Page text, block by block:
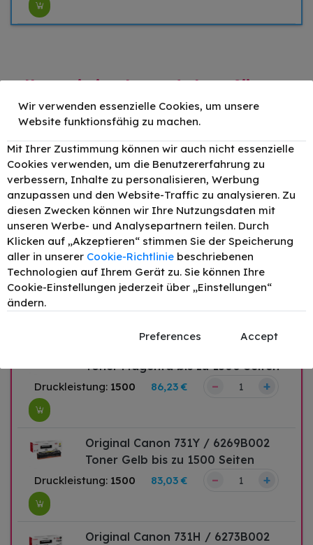
Alle Original Produkte für
Canon i-SENSYS MF 8230Cn
Original Canon 731BK / 6272B002
Toner Schwarz bis zu 1400 Seiten
Druckleistung: 1400 75,05 € – +
Original Canon 731C / 6271B002
Toner Cyan bis zu 1500 Seiten
Druckleistung:1500 91,02 € – +
Toner Magenta bis zu 1500 Seiten
Druckleistung: 1500 86,23 € – +
Original Canon 731Y / 6269B002
Toner Gelb bis zu 1500 Seiten
Druckleistung: 1500 83,03 € – +
Original Canon 731H / 6273B002
Wir verwenden essenzielle Cookies, um unsere
Website funktionsfähig zu machen.
Mit Ihrer Zustimmung können wir auch nicht essenzielle
Cookies verwenden, um die Benutzererfahrung zu
verbessern, Inhalte zu personalisieren, Werbung
anzupassen und den Website-Traffic zu analysieren. Zu
diesen Zwecken können wir Ihre Nutzungsdaten mit
unseren Werbe- und Analysepartnern teilen. Durch
Klicken auf „Akzeptieren“ stimmen Sie der Speicherung
aller in unserer Cookie-Richtlinie beschriebenen
Technologien auf Ihrem Gerät zu. Sie können Ihre
Cookie-Einstellungen jederzeit über „Einstellungen“
ändern.
Preferences Accept